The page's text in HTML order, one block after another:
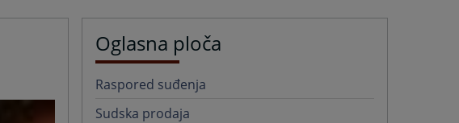
Oglasna ploča
Raspored suđenja
Sudska prodaja